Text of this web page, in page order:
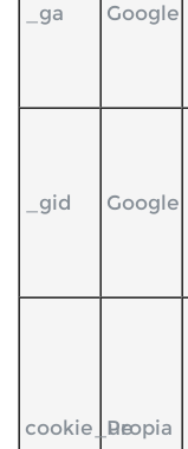
_ga Google
_gid Google
cookie_uePropia